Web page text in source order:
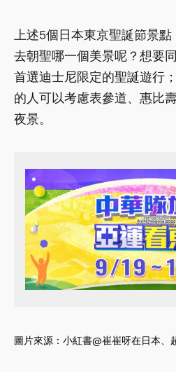
上述5個日本東京聖誕節景
去朝聖哪一個美景呢？想要
首選迪士尼限定的聖誕遊行
的人可以考慮表參道、惠比
夜景。
圖片來源：小紅書@崔崔呀在日本